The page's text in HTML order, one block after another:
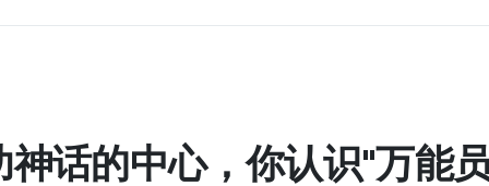
神话的中心，你认识"万能